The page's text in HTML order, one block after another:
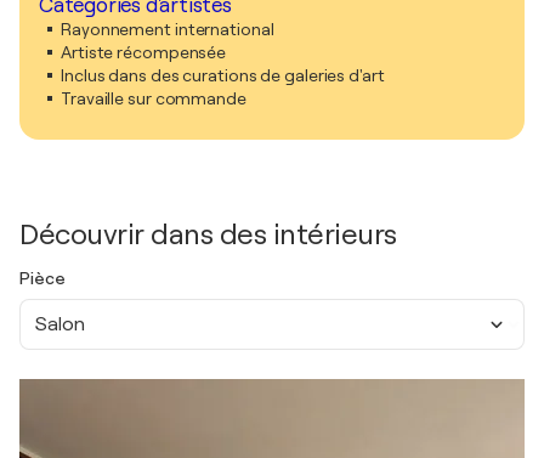
Catégories d'artistes
Rayonnement international
Artiste récompensée
Inclus dans des curations de galeries d'art
Travaille sur commande
Découvrir dans des intérieurs
Pièce
Salon